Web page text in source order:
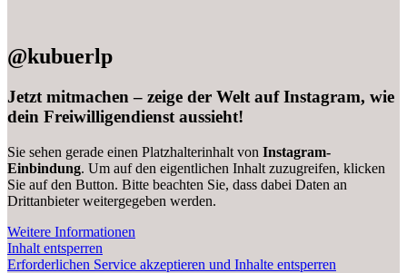
@kubuerlp
Jetzt mitmachen – zeige der Welt auf Instagram, wie
dein Freiwilligendienst aussieht!
Sie sehen gerade einen Platzhalterinhalt von Instagram-
Einbindung. Um auf den eigentlichen Inhalt zuzugreifen, klicken
Sie auf den Button. Bitte beachten Sie, dass dabei Daten an
Drittanbieter weitergegeben werden.
Weitere Informationen
Inhalt entsperren
Erforderlichen Service akzeptieren und Inhalte entsperren